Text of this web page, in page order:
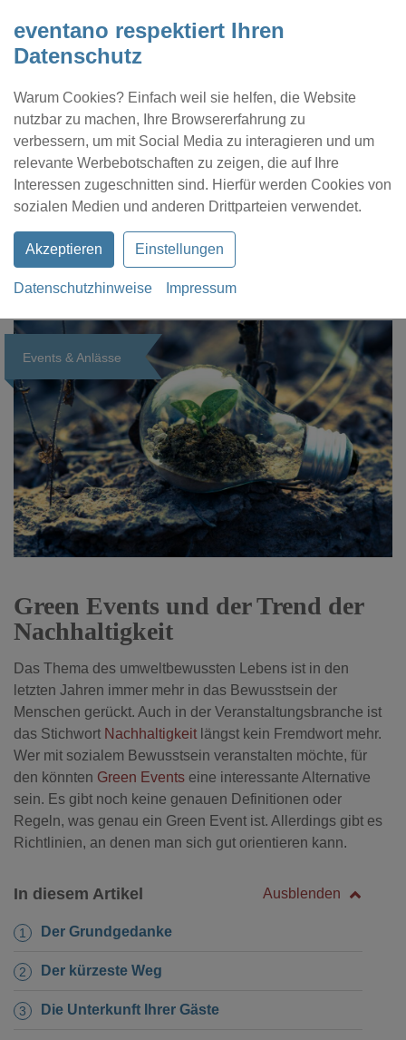
eventano respektiert Ihren
Datenschutz
Warum Cookies? Einfach weil sie helfen, die Website
nutzbar zu machen, Ihre Browsererfahrung zu
verbessern, um mit Social Media zu interagieren und um
relevante Werbebotschaften zu zeigen, die auf Ihre
Interessen zugeschnitten sind. Hierfür werden Cookies von
sozialen Medien und anderen Drittparteien verwendet.
Akzeptieren Einstellungen
Datenschutzhinweise Impressum
Kontakt Location eintragen Profil
Events & Anlässe
Events & Anlässe
Green Events und der Trend der
Nachhaltigkeit
Das Thema des umweltbewussten Lebens ist in den
letzten Jahren immer mehr in das Bewusstsein der
Menschen gerückt. Auch in der Veranstaltungsbranche ist
das Stichwort Nachhaltigkeit längst kein Fremdwort mehr.
Wer mit sozialem Bewusstsein veranstalten möchte, für
den könnten Green Events eine interessante Alternative
sein. Es gibt noch keine genauen Definitionen oder
Regeln, was genau ein Green Event ist. Allerdings gibt es
Richtlinien, an denen man sich gut orientieren kann.
In diesem Artikel Ausblenden
Der Grundgedanke
Der kürzeste Weg
Die Unterkunft Ihrer Gäste